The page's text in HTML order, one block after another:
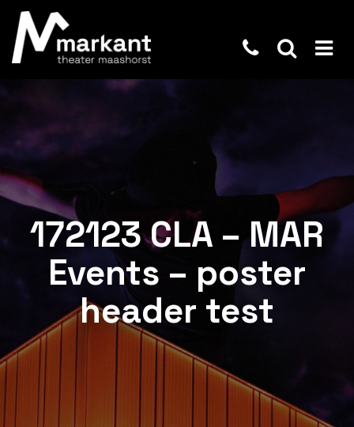
172123 CLA – MAR
Events – poster
header test